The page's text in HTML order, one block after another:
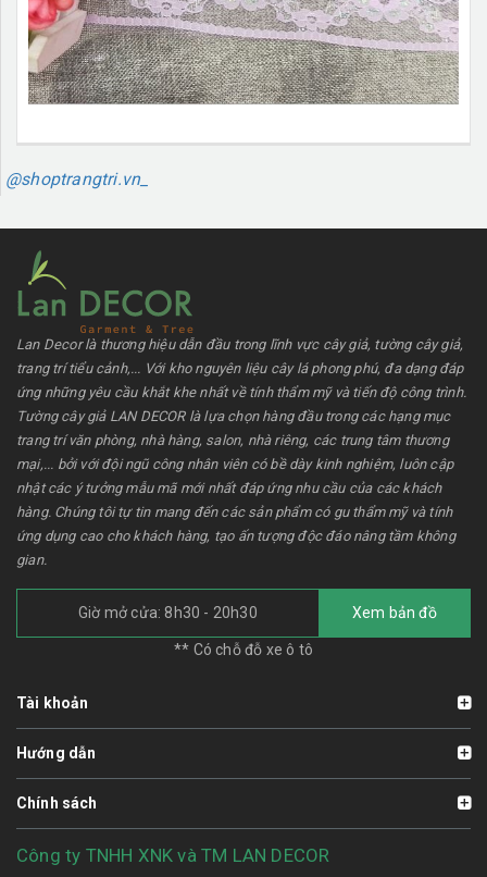
@shoptrangtri.vn_
Lan Decor là thương hiệu dẫn đầu trong lĩnh vực cây giả, tường cây giả,
trang trí tiểu cảnh,... Với kho nguyên liệu cây lá phong phú, đa dạng đáp
ứng những yêu cầu khắt khe nhất về tính thẩm mỹ và tiến độ công trình.
Tường cây giả LAN DECOR là lựa chọn hàng đầu trong các hạng mục
trang trí văn phòng, nhà hàng, salon, nhà riêng, các trung tâm thương
mại,... bởi với đội ngũ công nhân viên có bề dày kinh nghiệm, luôn cập
nhật các ý tưởng mẫu mã mới nhất đáp ứng nhu cầu của các khách
hàng. Chúng tôi tự tin mang đến các sản phẩm có gu thẩm mỹ và tính
ứng dụng cao cho khách hàng, tạo ấn tượng độc đáo nâng tầm không
gian.
Giờ mở cửa: 8h30 - 20h30 Xem bản đồ
** Có chỗ đỗ xe ô tô
Tài khoản
Hướng dẫn
Chính sách
Công ty TNHH XNK và TM LAN DECOR